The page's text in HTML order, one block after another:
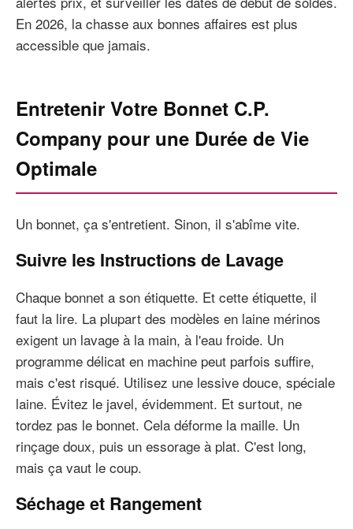
En 2026, la chasse aux bonnes affaires est plus
accessible que jamais.
Entretenir Votre Bonnet C.P.
Company pour une Durée de Vie
Optimale
Un bonnet, ça s'entretient. Sinon, il s'abîme vite.
Suivre les Instructions de Lavage
Chaque bonnet a son étiquette. Et cette étiquette, il
faut la lire. La plupart des modèles en laine mérinos
exigent un lavage à la main, à l'eau froide. Un
programme délicat en machine peut parfois suffire,
mais c'est risqué. Utilisez une lessive douce, spéciale
laine. Évitez le javel, évidemment. Et surtout, ne
tordez pas le bonnet. Cela déforme la maille. Un
rinçage doux, puis un essorage à plat. C'est long,
mais ça vaut le coup.
Séchage et Rangement